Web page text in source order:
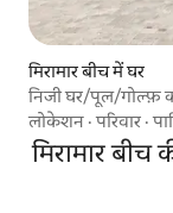
मिरामार बीच में घर
निजी घर/पूल/गोल्फ़
लोकेशन ·परिवार ·
मिरामार